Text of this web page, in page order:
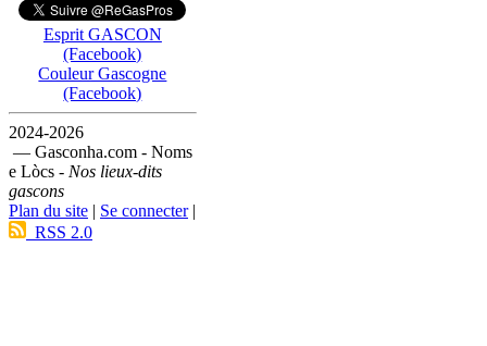
Esprit GASCON
(Facebook)
Couleur Gascogne
(Facebook)
2024-2026
— Gasconha.com - Noms
e Lòcs - Nos lieux-dits
gascons
Plan du site | Se connecter|
RSS 2.0